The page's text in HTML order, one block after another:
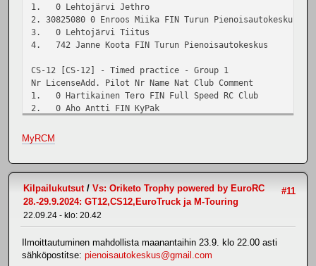
1. 0 Lehtojärvi Jethro
2. 30825080 0 Enroos Miika FIN Turun Pienoisautokeskus
3. 0 Lehtojärvi Tiitus
4. 742 Janne Koota FIN Turun Pienoisautokeskus
CS-12 [CS-12] - Timed practice - Group 1
Nr LicenseAdd. Pilot Nr Name Nat Club Comment
1. 0 Hartikainen Tero FIN Full Speed RC Club
2. 0 Aho Antti FIN KyPak
4. 0 Sillanpää Aarre FIN Hyua
CS-12 [CS-12] - Timed practice - Group 2
1. 0 Huhmarsalo Jaakko FIN VUA
2. 0 Häkämies Eero FIN FullSpeed
3. 0 Häkämies Jukka FIN LohUa
CS-12 [CS-12] - Timed practice - Group 3
2. 0 Koivisto Janne FIN RiiUA
3. 0 Valtonen Heikki
MyRCM
#11
Kilpailukutsut/ Vs: Oriketo Trophy powered by EuroRC
28.-29.9.2024: GT12,CS12,EuroTruck ja M-Touring
22.09.24 - klo: 20.42
Ilmoittautuminen mahdollista maanantaihin 23.9. klo 22.00 asti
sähköpostitse: pienoisautokeskus@gmail.com